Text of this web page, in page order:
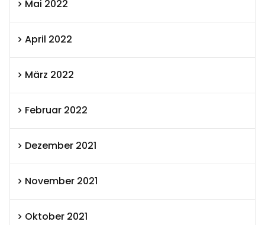
Mai 2022
April 2022
März 2022
Februar 2022
Dezember 2021
November 2021
Oktober 2021